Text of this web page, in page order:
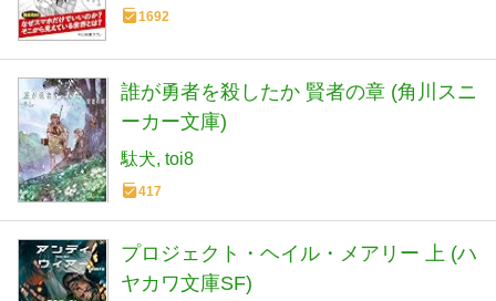
1692
誰が勇者を殺したか 賢者の章 (角川スニ
ーカー文庫)
駄犬 toi8
417
プロジェクト・ヘイル・メアリー 上 (ハ
ヤカワ文庫SF)